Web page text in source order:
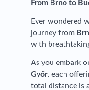
From Brno to
Ever wondered
journey from
with
As you embark
Győr, each
total distance is